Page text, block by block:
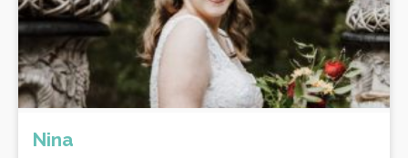
Nina